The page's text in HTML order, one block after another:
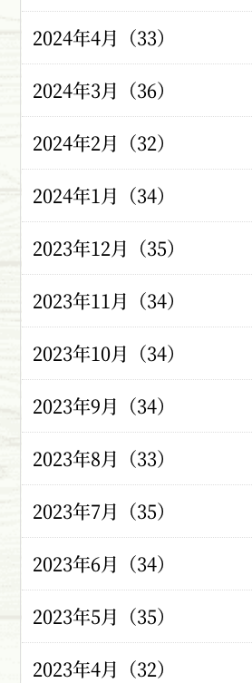
2024年4月（33）
2024年3月（36）
2024年2月（32）
2024年1月（34）
2023年12月（35）
2023年11月（34）
2023年10月（34）
2023年9月（34）
2023年8月（33）
2023年7月（35）
2023年6月（34）
2023年5月（35）
2023年4月（32）